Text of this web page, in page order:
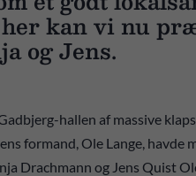
kan vi nu
og Jens.
hallen af massive
formand, Ole Lange, havde
Drachmann og Jens Quist